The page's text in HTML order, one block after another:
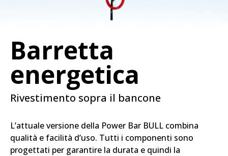
Barretta
energetica
Rivestimento sopra il bancone
L’attuale versione della Power Bar BULL combina
qualità e facilità d’uso. Tutti i componenti sono
progettati per garantire la durata e quindi la